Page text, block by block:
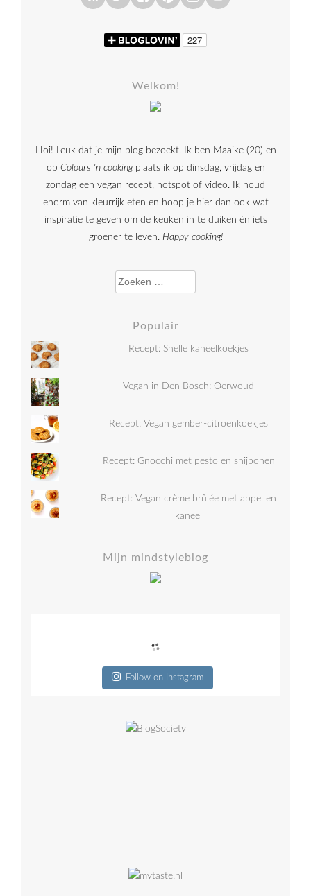
Welkom!
Hoi! Leuk dat je mijn blog bezoekt. Ik ben Maaike (20) en
op Colours 'n cookingplaats ik op dinsdag, vrijdag en
zondag een vegan recept, hotspot of video. Ik houd
enorm van kleurrijk eten en hoop je hier dan ook wat
inspiratie te geven om de keuken in te duiken én iets
groener te leven. Happy cooking!
Zoeken naar:
Populair
Recept: Snelle kaneelkoekjes
Vegan in Den Bosch: Oerwoud
Recept: Vegan gember-citroenkoekjes
Recept: Gnocchi met pesto en snijbonen
Recept: Vegan crème brûlée met appel en
kaneel
Mijn mindstyleblog
Follow on Instagram